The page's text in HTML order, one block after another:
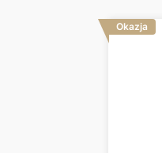
Okazja